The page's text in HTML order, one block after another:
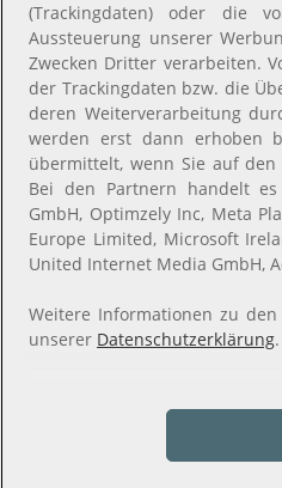
(Trackingdaten) oder die
Aussteuerung unserer
Zwecken Dritter verarbeiten.
der Trackingdaten bzw. die
deren Weiterverarbeitung
werden erst dann erhoben
übermittelt, wenn Sie auf den
Bei den Partnern handelt
GmbH, Optimzely Inc, Meta
Europe Limited, Microsoft
United Internet Media GmbH,
Weitere Informationen zu
unserer Datenschutzerklärung.